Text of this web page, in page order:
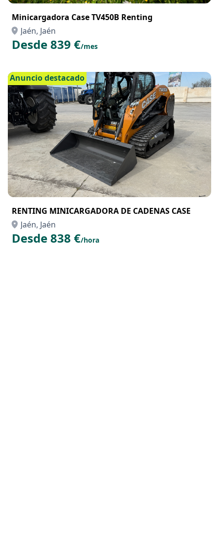
Minicargadora Case TV450B Renting
Jaén, Jaén
Desde 839 €/mes
Anuncio destacado
RENTING MINICARGADORA DE CADENAS CASE
Jaén, Jaén
Desde 838 €/hora